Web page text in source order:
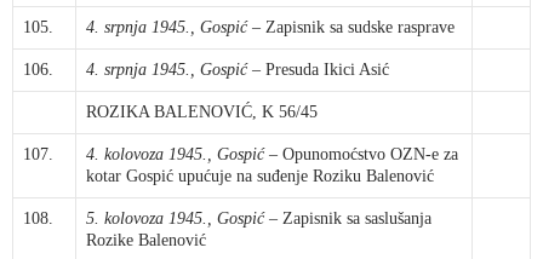
105. 4. srpnja 1945., Gospić – Zapisnik sa sudske rasprave
106. 4. srpnja 1945., Gospić – Presuda Ikici Asić
ROZIKA BALENOVIĆ, K 56/45
107. 4. kolovoza 1945., Gospić – Opunomoćstvo OZN-e za
kotar Gospić upućuje na suđenje Roziku Balenović
108. 5. kolovoza 1945., Gospić – Zapisnik sa saslušanja
Rozike Balenović